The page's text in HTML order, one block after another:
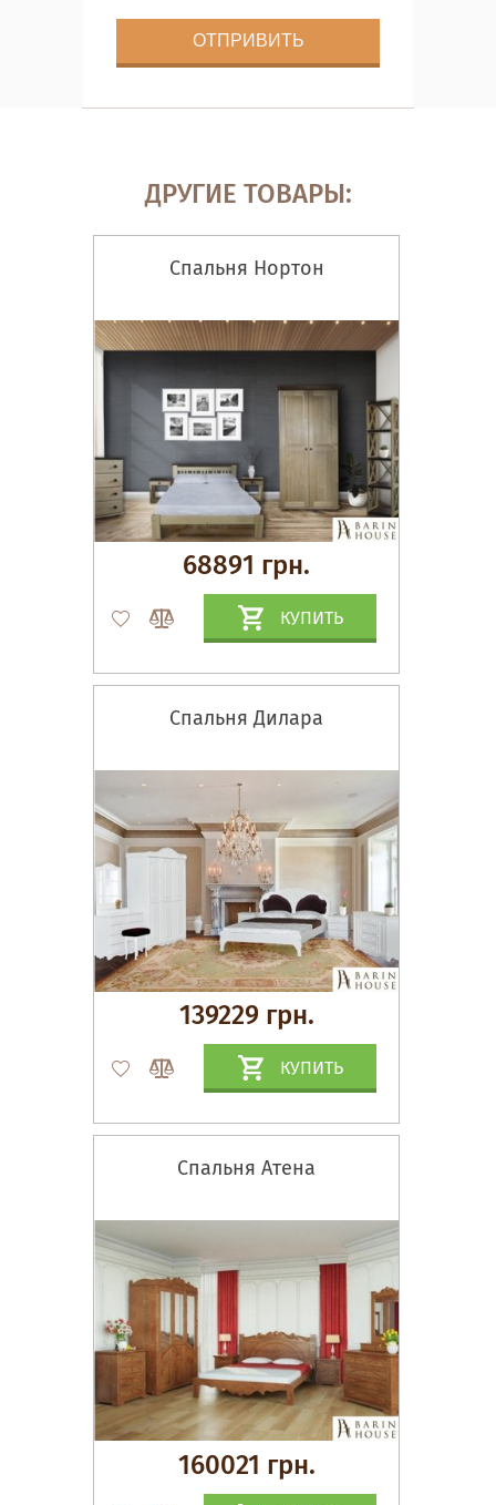
ДРУГИЕ ТОВАРЫ:
Спальня Нортон
68891 грн.
КУПИТЬ
Спальня Дилара
139229 грн.
КУПИТЬ
Спальня Атена
160021 грн.